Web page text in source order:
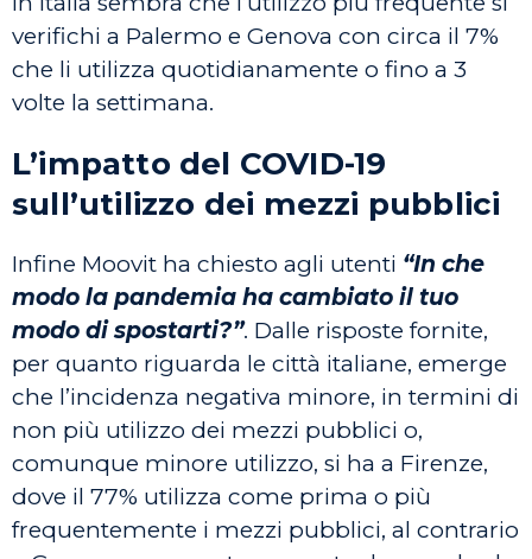
verifichi a Palermo e Genova con circa il 7%
che li utilizza quotidianamente o fino a 3
volte la settimana.
L’impatto del COVID-19
sull’utilizzo dei mezzi pubblici
Infine Moovit ha chiesto agli utenti “In che
modo la pandemia ha cambiato il tuo
modo di spostarti?”. Dalle risposte fornite,
per quanto riguarda le città italiane, emerge
che l’incidenza negativa minore, in termini di
non più utilizzo dei mezzi pubblici o,
comunque minore utilizzo, si ha a Firenze,
dove il 77% utilizza come prima o più
frequentemente i mezzi pubblici, al contrario